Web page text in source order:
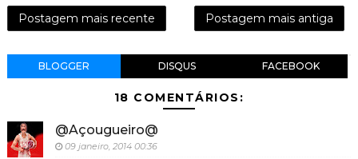
Postagem mais recente Postagem mais antiga
BLOGGER DISQUS FACEBOOK
18 COMENTÁRIOS:
@Açougueiro@
09 janeiro, 2014 00:36